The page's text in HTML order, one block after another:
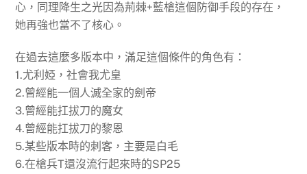
心，同理降生之光因為荊棘+藍槍這個防御手段的存在，
她再強也當不了核心。
在過去這麼多版本中，滿足這個條件的角色有：
1.尤利婭，社會我尤皇
2.曾經能一個人滅全家的劍帝
3.曾經能扛拔刀的魔女
4.曾經能扛拔刀的黎恩
5.某些版本時的刺客，主要是白毛
6.在槍兵T還沒流行起來時的SP25